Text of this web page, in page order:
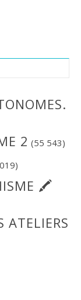
2 (55 543)
🖍
ATELIERS